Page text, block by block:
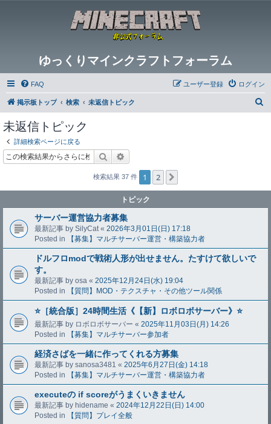
ゆっくりマインクラフトフォーラム
FAQ ログイン
ユーザー登録
掲示板トップ 検索 未返信トピック
未返信トピック
詳細検索ページに戻る
検索
検索結果 37 件 1 2
トピック
サーバー運営協力者募集
最新記事 by SilyCat « 2026年3月01日(日) 17:18
Posted in
【募集】マルチサーバー運営・構築協力者
ドルフロmodで戦術人形が出せません。たすけて欲しいで
す。
最新記事 by osa « 2025年12月24日(水) 19:04
Posted in
【質問】MOD・テクスチャ・その他ツール関係
⭐️［統合版］24時間生活《【新】ロボロボサーバー》⭐️
最新記事 by ロボロボサーバー « 2025年11月03日(月) 14:26
Posted in
【募集】マルチサーバー参加者
経済さばを一緒に作ってくれる方募集
最新記事 by sanosa3481 « 2025年6月27日(金) 14:18
Posted in
【募集】マルチサーバー運営・構築協力者
executeの if scoreがうまくいきません
最新記事 by hidename « 2024年12月22日(日) 14:00
Posted in
【質問】プレイ全般